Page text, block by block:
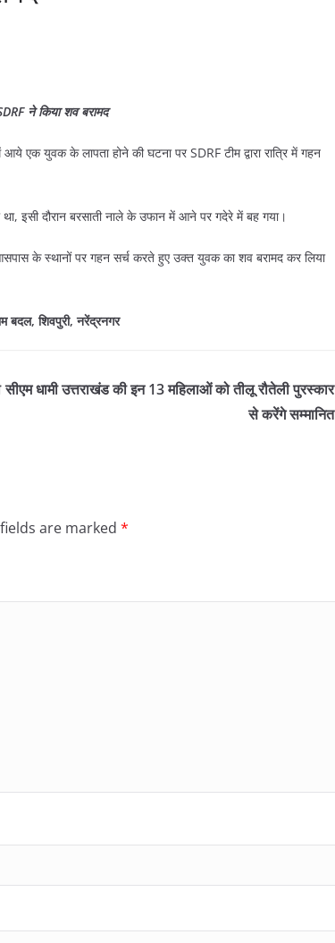
ने किया शव बरामद
एक युवक के लापता होने की घटना पर SDRF टीम द्वारा रात्रि में गहन
था, इसी दौरान बरसाती नाले के उफान में आने पर गदेरे में बह गया।
के स्थानों पर गहन सर्च करते हुए उक्त युवक का शव बरामद कर लिया
बदल, शिवपुरी, नरेंद्रनगर
सीएम धामी उत्तराखंड की इन 13 महिलाओं को तीलू रौतेली पुरस्कार
से करेंगे सम्मानित
are marked *